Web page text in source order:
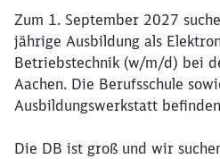
Zum 1. September 2027
jährige Ausbildung als
Betriebstechnik (w/m/d) bei
Aachen. Die Berufsschule
Ausbildungswerkstatt
Die DB ist groß und wir